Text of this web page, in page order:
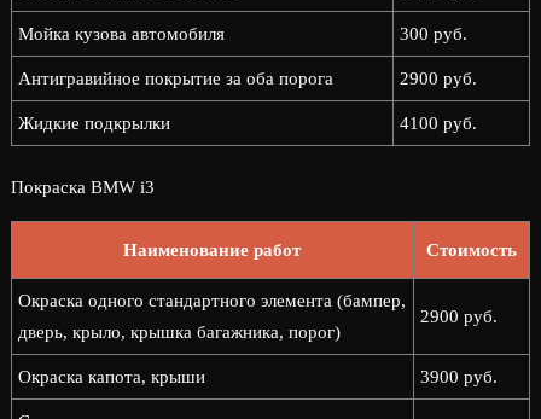
Мойка кузова автомобиля 300 руб.
Антигравийное покрытие за оба порога 2900 руб.
Жидкие подкрылки 4100 руб.
Покраска BMW i3
Наименование работ Стоимость
Окраска одного стандартного элемента (бампер,
дверь, крыло, крышка багажника, порог)
2900 руб.
Окраска капота, крыши 3900 руб.